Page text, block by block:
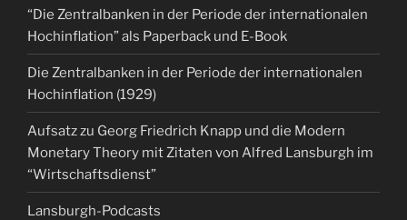
“Die Zentralbanken in der Periode der internationalen
Hochinflation” als Paperback und E-Book
Die Zentralbanken in der Periode der internationalen
Hochinflation (1929)
Aufsatz zu Georg Friedrich Knapp und die Modern
Monetary Theory mit Zitaten von Alfred Lansburgh im
“Wirtschaftsdienst”
Lansburgh-Podcasts